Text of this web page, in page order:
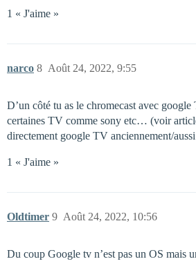
1 « J'aime »
narco Août 24, 2022, 9:55
8
D’un côté tu as le chromecast avec google
certaines TV comme sony etc… (voir
directement google TV anciennement/
1 « J'aime »
Oldtimer Août 24, 2022, 10:56
9
Du coup Google tv n’est pas un OS mais